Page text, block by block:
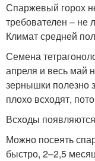
Спаржевый горох
требователен – не
Климат средней
Семена
апреля и весь май
зернышки полезно
плохо всходят,
Всходы
Можно посеять
быстро, 2–2,5